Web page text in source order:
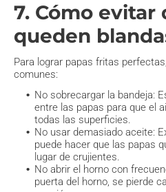
7. Cómo evitar
queden
Para lograr papas fritas
comunes:
No sobrecargar la bandeja:
entre las papas para que el
todas las superficies.
No usar demasiado aceite:
puede hacer que las papas
lugar de crujientes.
No abrir el horno con
puerta del horno, se pierde